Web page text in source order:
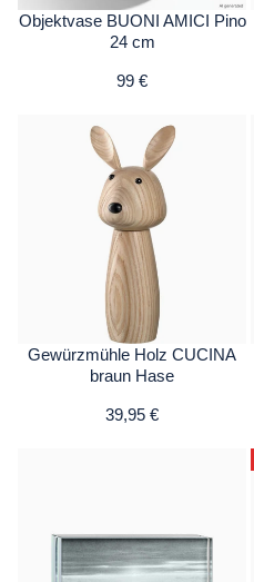
Objektvase BUONI AMICI Pino
24 cm
99 €
Gewürzmühle Holz CUCINA
braun Hase
39,95 €